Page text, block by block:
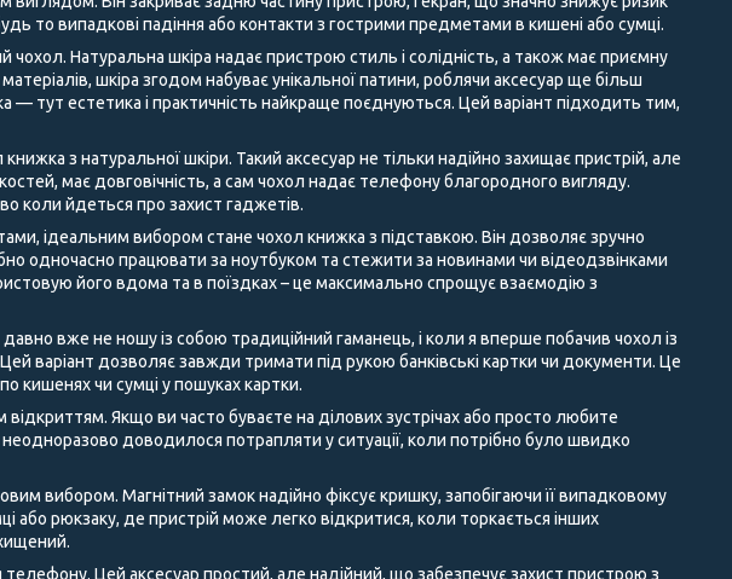
випадкові падіння або контакти з гострими предметами в кишені або сумці.
Натуральна шкіра надає пристрою стиль і солідність, а також має приємну
шкіра згодом набуває унікальної патини, роблячи аксесуар ще більш
тут естетика і практичність найкраще поєднуються. Цей варіант підходить тим,
з натуральної шкіри. Такий аксесуар не тільки надійно захищає пристрій, але
має довговічність, а сам чохол надає телефону благородного вигляду.
коли йдеться про захист гаджетів.
ідеальним вибором стане чохол книжка з підставкою. Він дозволяє зручно
одночасно працювати за ноутбуком та стежити за новинами чи відеодзвінками
його вдома та в поїздках – це максимально спрощує взаємодію з
вже не ношу із собою традиційний гаманець, і коли я вперше побачив чохол із
варіант дозволяє завжди тримати під рукою банківські картки чи документи. Це
кишенях чи сумці у пошуках картки.
Якщо ви часто буваєте на ділових зустрічах або просто любите
доводилося потрапляти у ситуації, коли потрібно було швидко
вибором. Магнітний замок надійно фіксує кришку, запобігаючи її випадковому
рюкзаку, де пристрій може легко відкритися, коли торкається інших
Цей аксесуар простий, але надійний, що забезпечує захист пристрою з